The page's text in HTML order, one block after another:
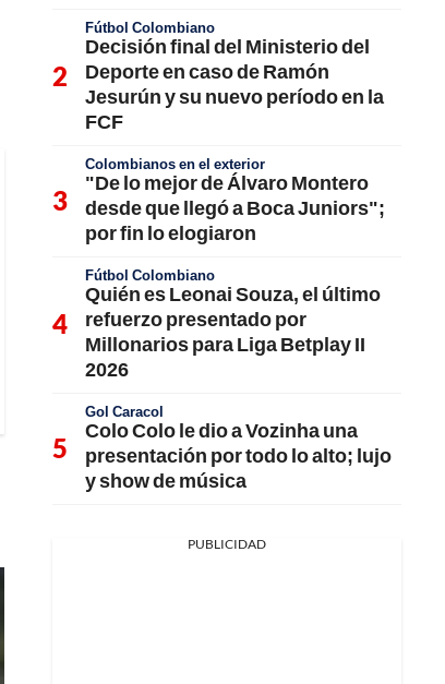
Fútbol Colombiano
Decisión final del Ministerio del
Deporte en caso de Ramón
Jesurún y su nuevo período en la
FCF
Colombianos en el exterior
"De lo mejor de Álvaro Montero
desde que llegó a Boca Juniors";
por fin lo elogiaron
Fútbol Colombiano
Quién es Leonai Souza, el último
refuerzo presentado por
Millonarios para Liga Betplay II
2026
Gol Caracol
Colo Colo le dio a Vozinha una
presentación por todo lo alto; lujo
y show de música
PUBLICIDAD